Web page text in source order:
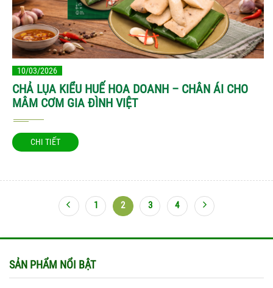
10/03/2026
CHẢ LỤA KIỂU HUẾ HOA DOANH – CHÂN ÁI CHO
MÂM CƠM GIA ĐÌNH VIỆT
CHI TIẾT
1 2 3 4
SẢN PHẨM NỔI BẬT